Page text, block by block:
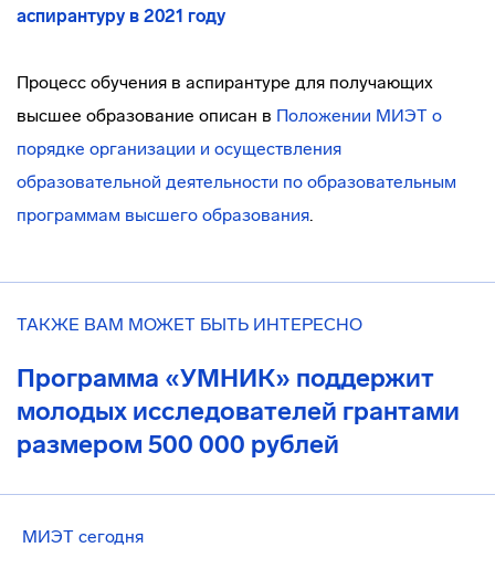
аспирантуру в 2021 году
Процесс обучения в аспирантуре для получающих
высшее образование описан в Положении МИЭТ о
порядке организации и осуществления
образовательной деятельности по образовательным
программам высшего образования.
ТАКЖЕ ВАМ МОЖЕТ БЫТЬ ИНТЕРЕСНО
Программа «УМНИК» поддержит
молодых исследователей грантами
размером 500 000 рублей
МИЭТ сегодня